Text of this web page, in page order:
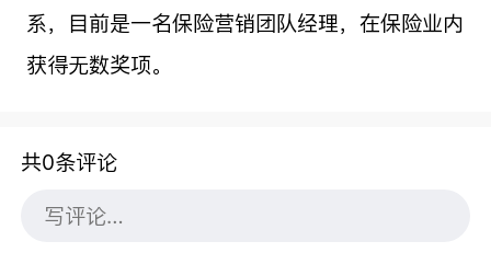
系，目前是一名保险营销团队经理，在保险业内
获得无数奖项。
共0条评论